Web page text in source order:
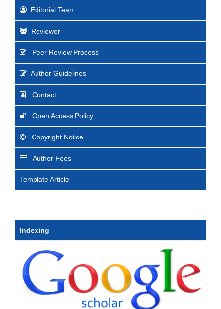
Editorial Team
Reviewer
Peer Review Process
Author Guidelines
Contact
Open Access Policy
Copyright Notice
Author Fees
Template Article
Indexing